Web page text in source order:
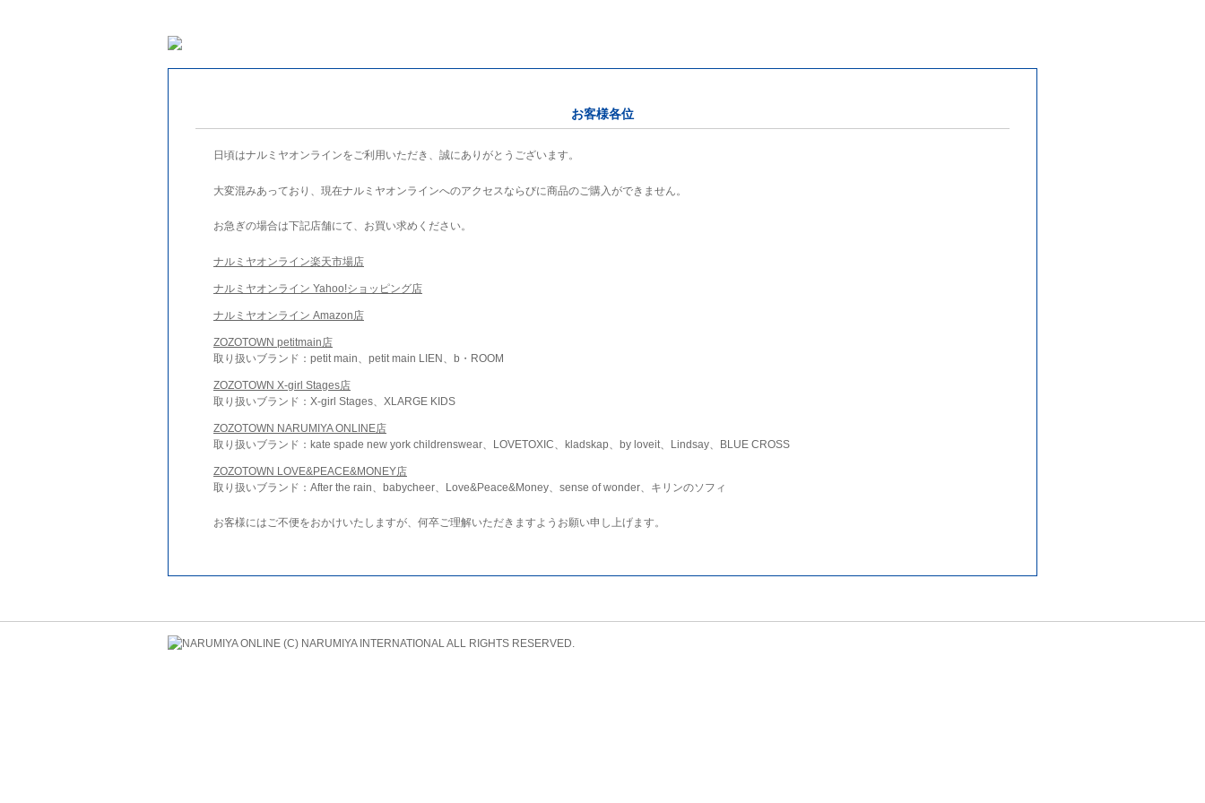
お客様各位
日頃はナルミヤオンラインをご利用いただき、誠にありがとうございます。
大変混みあっており、現在ナルミヤオンラインへのアクセスならびに商品のご購入ができません。
お急ぎの場合は下記店舗にて、お買い求めください。
ナルミヤオンライン楽天市場店
ナルミヤオンライン Yahoo!ショッピング店
ナルミヤオンライン Amazon店
ZOZOTOWN petitmain店
取り扱いブランド：petit main、petit main LIEN、b・ROOM
ZOZOTOWN X-girl Stages店
取り扱いブランド：X-girl Stages、XLARGE KIDS
ZOZOTOWN NARUMIYA ONLINE店
取り扱いブランド：kate spade new york childrenswear、LOVETOXIC、kladskap、by loveit、Lindsay、BLUE CROSS
ZOZOTOWN LOVE&PEACE&MONEY店
取り扱いブランド：After the rain、babycheer、Love&Peace&Money、sense of wonder、キリンのソフィ
お客様にはご不便をおかけいたしますが、何卒ご理解いただきますようお願い申し上げます。